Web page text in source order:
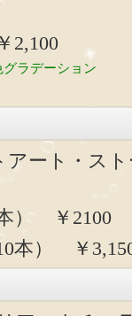
2,100
ラデーション
アート・ス
） ￥2100
本） ￥